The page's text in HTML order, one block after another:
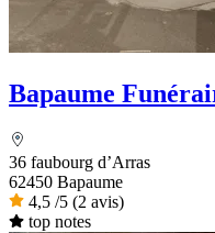
Bapaume
36 faubourg d’Arras
62450 Bapaume
4,5 /5 (2 avis)
top notes